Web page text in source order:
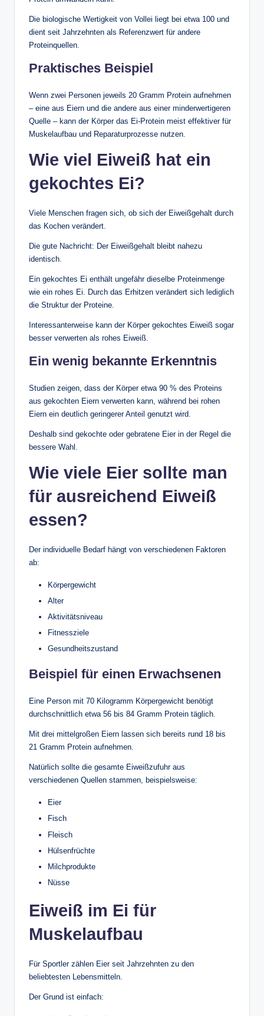
Die biologische Wertigkeit von Vollei liegt bei etwa 100 und
dient seit Jahrzehnten als Referenzwert für andere
Proteinquellen.
Praktisches Beispiel
Wenn zwei Personen jeweils 20 Gramm Protein aufnehmen
– eine aus Eiern und die andere aus einer minderwertigeren
Quelle – kann der Körper das Ei-Protein meist effektiver für
Muskelaufbau und Reparaturprozesse nutzen.
Wie viel Eiweiß hat ein
gekochtes Ei?
Viele Menschen fragen sich, ob sich der Eiweißgehalt durch
das Kochen verändert.
Die gute Nachricht: Der Eiweißgehalt bleibt nahezu
identisch.
Ein gekochtes Ei enthält ungefähr dieselbe Proteinmenge
wie ein rohes Ei. Durch das Erhitzen verändert sich lediglich
die Struktur der Proteine.
Interessanterweise kann der Körper gekochtes Eiweiß sogar
besser verwerten als rohes Eiweiß.
Ein wenig bekannte Erkenntnis
Studien zeigen, dass der Körper etwa 90 % des Proteins
aus gekochten Eiern verwerten kann, während bei rohen
Eiern ein deutlich geringerer Anteil genutzt wird.
Deshalb sind gekochte oder gebratene Eier in der Regel die
bessere Wahl.
Wie viele Eier sollte man
für ausreichend Eiweiß
essen?
Der individuelle Bedarf hängt von verschiedenen Faktoren
ab:
Körpergewicht
Alter
Aktivitätsniveau
Fitnessziele
Gesundheitszustand
Beispiel für einen Erwachsenen
Eine Person mit 70 Kilogramm Körpergewicht benötigt
durchschnittlich etwa 56 bis 84 Gramm Protein täglich.
Mit drei mittelgroßen Eiern lassen sich bereits rund 18 bis
21 Gramm Protein aufnehmen.
Natürlich sollte die gesamte Eiweißzufuhr aus
verschiedenen Quellen stammen, beispielsweise:
Eier
Fisch
Fleisch
Hülsenfrüchte
Milchprodukte
Nüsse
Eiweiß im Ei für
Muskelaufbau
Für Sportler zählen Eier seit Jahrzehnten zu den
beliebtesten Lebensmitteln.
Der Grund ist einfach: